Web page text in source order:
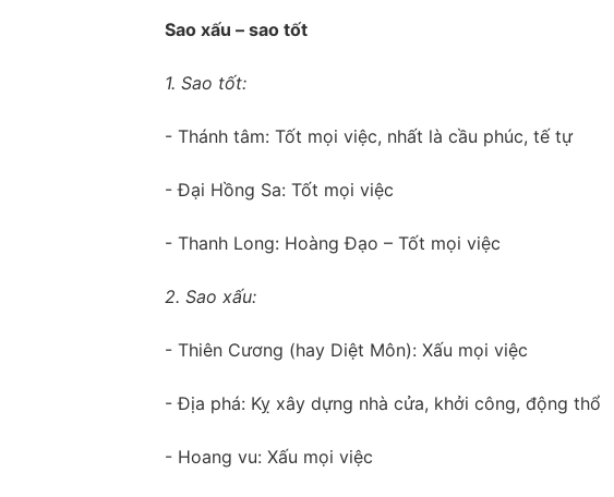
Sao xấu – sao tốt
1. Sao tốt:
- Thánh tâm: Tốt mọi việc, nhất là cầu phúc, tế tự
- Đại Hồng Sa: Tốt mọi việc
- Thanh Long: Hoàng Đạo – Tốt mọi việc
2. Sao xấu:
- Thiên Cương (hay Diệt Môn): Xấu mọi việc
- Địa phá: Kỵ xây dựng nhà cửa, khởi công, động thổ
- Hoang vu: Xấu mọi việc